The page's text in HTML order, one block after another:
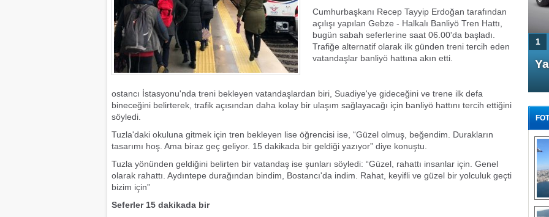
Cumhurbaşkanı Recep Tayyip Erdoğan tarafından
açılışı yapılan Gebze - Halkalı Banliyö Tren Hattı,
bugün sabah seferlerine saat 06.00'da başladı.
Trafiğe alternatif olarak ilk günden treni tercih eden
vatandaşlar banliyö hattına akın etti.
ostancı İstasyonu'nda treni bekleyen vatandaşlardan biri, Suadiye'ye gideceğini ve trene ilk defa
bineceğini belirterek, trafik açısından daha kolay bir ulaşım sağlayacağı için banliyö hattını tercih ettiğini
söyledi.
Tuzla'daki okuluna gitmek için tren bekleyen lise öğrencisi ise, “Güzel olmuş, beğendim. Durakların
tasarımı hoş. Ama biraz geç geliyor. 15 dakikada bir geldiği yazıyor” diye konuştu.
Tuzla yönünden geldiğini belirten bir vatandaş ise şunları söyledi: “Güzel, rahattı insanlar için. Genel
olarak rahattı. Aydıntepe durağından bindim, Bostancı'da indim. Rahat, keyifli ve güzel bir yolculuk geçti
bizim için”
Seferler 15 dakikada bir
4 Kapılı AMG GT Coupe
1